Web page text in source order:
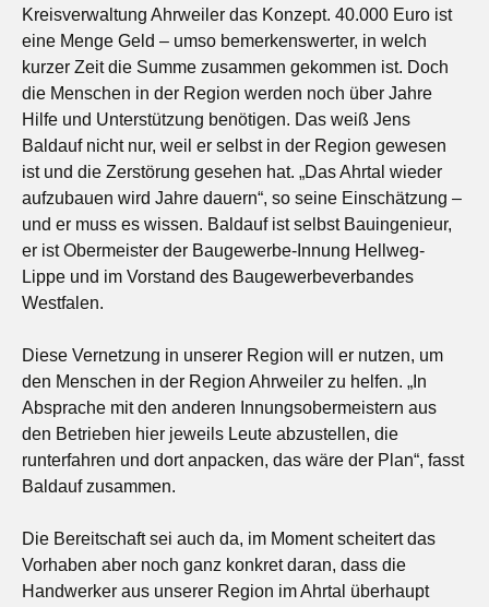
Kreisverwaltung Ahrweiler das Konzept. 40.000 Euro ist
eine Menge Geld – umso bemerkenswerter, in welch
kurzer Zeit die Summe zusammen gekommen ist. Doch
die Menschen in der Region werden noch über Jahre
Hilfe und Unterstützung benötigen. Das weiß Jens
Baldauf nicht nur, weil er selbst in der Region gewesen
ist und die Zerstörung gesehen hat. „Das Ahrtal wieder
aufzubauen wird Jahre dauern“, so seine Einschätzung –
und er muss es wissen. Baldauf ist selbst Bauingenieur,
er ist Obermeister der Baugewerbe-Innung Hellweg-
Lippe und im Vorstand des Baugewerbeverbandes
Westfalen.
Diese Vernetzung in unserer Region will er nutzen, um
den Menschen in der Region Ahrweiler zu helfen. „In
Absprache mit den anderen Innungsobermeistern aus
den Betrieben hier jeweils Leute abzustellen, die
runterfahren und dort anpacken, das wäre der Plan“, fasst
Baldauf zusammen.
Die Bereitschaft sei auch da, im Moment scheitert das
Vorhaben aber noch ganz konkret daran, dass die
Handwerker aus unserer Region im Ahrtal überhaupt